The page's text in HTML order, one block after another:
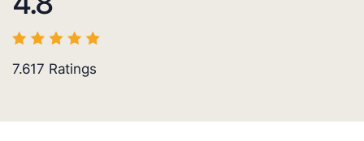
7.617 Ratings